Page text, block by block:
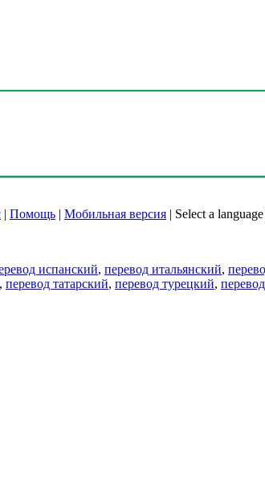
| Помощь | Мобильная версия | Select a language
испанский, перевод итальянский,
, перевод татарский, перевод турецкий,